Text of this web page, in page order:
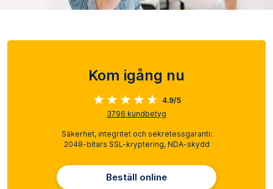
Kom igång nu
4.9/5
3796 kundbetyg
Säkerhet, integritet och sekretessgaranti:
2048-bitars SSL-kryptering, NDA-skydd
Beställ online